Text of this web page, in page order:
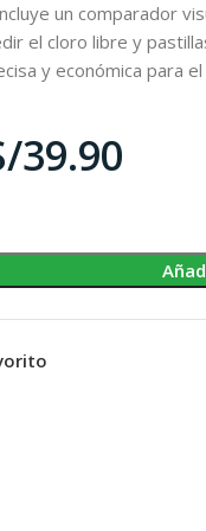
un comparador
el cloro libre y
y económica para
39.90